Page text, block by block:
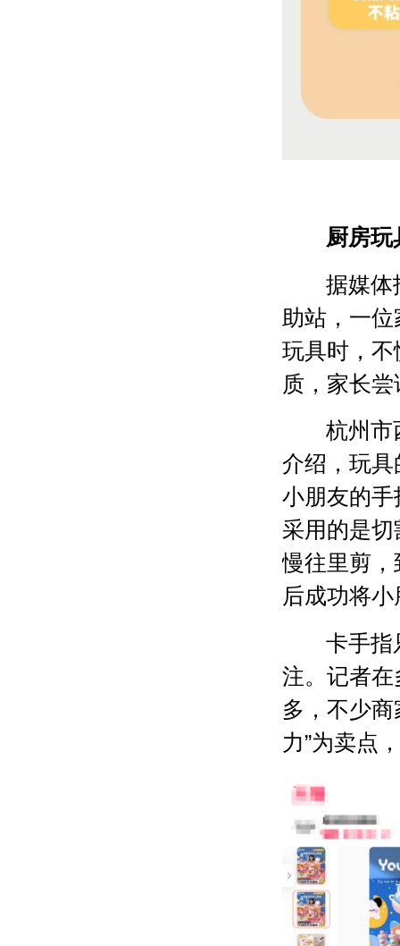
厨房玩
据媒体
助站，一
玩具时，
质，家长
杭州市
介绍，玩
小朋友的
采用的是
慢往里剪
后成功将
卡手指
注。记者
多，不少商
力”为卖点